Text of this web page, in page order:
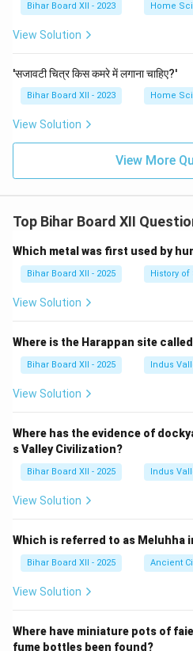
Bihar Board XII - 2023 Home
View Solution
'सजावटी चित्र किस कमरे में लगाना चाहिए?'
Bihar Board XII - 2023 Home
View Solution
View More
Top Bihar Board XII
Which metal was first used by
Bihar Board XII - 2025 History
View Solution
Where is the Harappan site
Bihar Board XII - 2025 Indus
View Solution
Where has the evidence of
s Valley Civilization?
Bihar Board XII - 2025 Indus
View Solution
Which is referred to as Meluhha
Bihar Board XII - 2025 Ancient
View Solution
Where have miniature pots of
fume bottles been found?